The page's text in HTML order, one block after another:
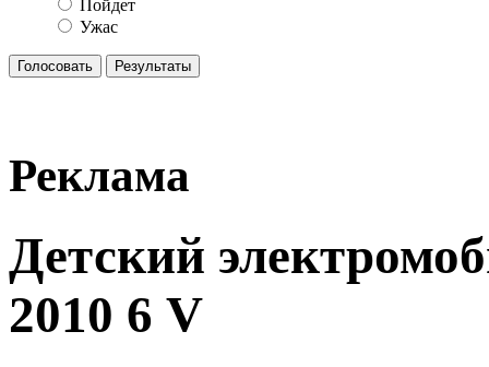
Пойдет
Ужас
Реклама
Детский
2010 6 V